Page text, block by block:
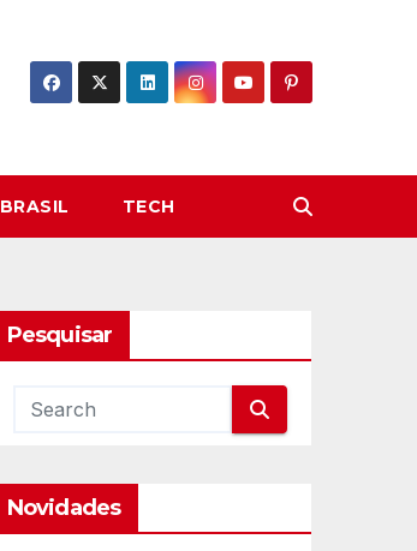
BRASIL TECH
Pesquisar
Novidades